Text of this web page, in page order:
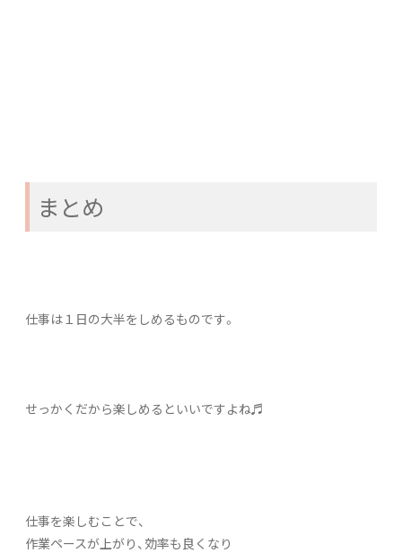
まとめ
仕事は１日の大半をしめるものです。
せっかくだから楽しめるといいですよね♬
仕事を楽しむことで、
作業ペースが上がり、効率も良くなり